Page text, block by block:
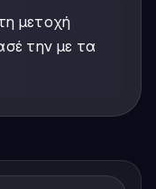
μετοχή
την με τα